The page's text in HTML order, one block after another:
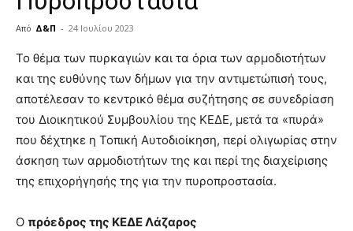
Από Δ&Π - 24 Ιουλίου 2023
blonde
lesbians
hot
cam
show.desi
xxx
lyons
you
Το θέμα των πυρκαγιών και τα όρια των αρμοδιοτήτων
και της ευθύνης των δήμων για την αντιμετώπισή τους,
αποτέλεσαν το κεντρικό θέμα συζήτησης σε συνεδρίαση
του Διοικητικού Συμβουλίου της ΚΕΔΕ, μετά τα «πυρά»
που δέχτηκε η Τοπική Αυτοδιοίκηση, περί ολιγωρίας στην
άσκηση των αρμοδιοτήτων της και περί της διαχείρισης
της επιχορήγησής της για την πυροπροστασία.
Ο πρόεδρος της ΚΕΔΕ Λάζαρος